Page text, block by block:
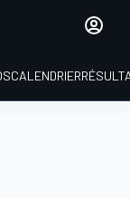
CALENDRIER